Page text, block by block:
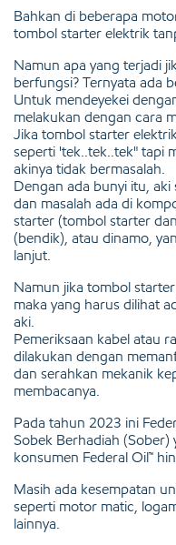
Bahkan di beberapa
tombol starter elektrik
Namun apa yang terjadi
berfungsi? Ternyata ada
Untuk mendeyekei
melakukan dengan cara
Jika tombol starter
seperti 'tek..tek..tek" tapi
akinya tidak bermasalah.
Dengan ada bunyi itu, aki
dan masalah ada di
starter (tombol starter
(bendik), atau dinamo,
lanjut.
Namun jika tombol
maka yang harus dilihat
aki.
Pemeriksaan kabel atau
dilakukan dengan
dan serahkan mekanik
membacanya.
Pada tahun 2023 ini
Sobek Berhadiah
konsumen Federal Oil™
Masih ada kesempatan
seperti motor matic,
lainnya.